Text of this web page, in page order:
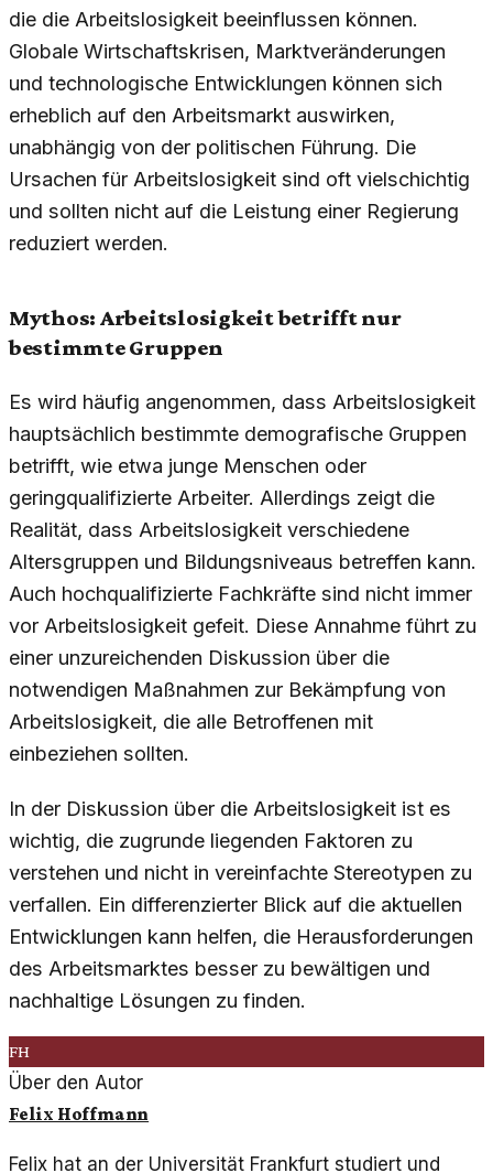
die die Arbeitslosigkeit beeinflussen können.
Globale Wirtschaftskrisen, Marktveränderungen
und technologische Entwicklungen können sich
erheblich auf den Arbeitsmarkt auswirken,
unabhängig von der politischen Führung. Die
Ursachen für Arbeitslosigkeit sind oft vielschichtig
und sollten nicht auf die Leistung einer Regierung
reduziert werden.
Mythos: Arbeitslosigkeit betrifft nur
bestimmte Gruppen
Es wird häufig angenommen, dass Arbeitslosigkeit
hauptsächlich bestimmte demografische Gruppen
betrifft, wie etwa junge Menschen oder
geringqualifizierte Arbeiter. Allerdings zeigt die
Realität, dass Arbeitslosigkeit verschiedene
Altersgruppen und Bildungsniveaus betreffen kann.
Auch hochqualifizierte Fachkräfte sind nicht immer
vor Arbeitslosigkeit gefeit. Diese Annahme führt zu
einer unzureichenden Diskussion über die
notwendigen Maßnahmen zur Bekämpfung von
Arbeitslosigkeit, die alle Betroffenen mit
einbeziehen sollten.
In der Diskussion über die Arbeitslosigkeit ist es
wichtig, die zugrunde liegenden Faktoren zu
verstehen und nicht in vereinfachte Stereotypen zu
verfallen. Ein differenzierter Blick auf die aktuellen
Entwicklungen kann helfen, die Herausforderungen
des Arbeitsmarktes besser zu bewältigen und
nachhaltige Lösungen zu finden.
FH
Über den Autor
Felix Hoffmann
Felix hat an der Universität Frankfurt studiert und